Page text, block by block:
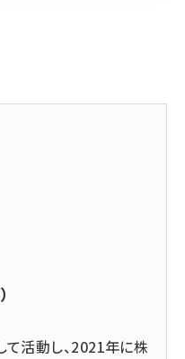
て活動し、2021年に株